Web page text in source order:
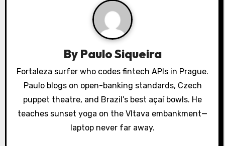
o
n
By Paulo Siqueira
Fortaleza surfer who codes fintech APIs in Prague.
Paulo blogs on open-banking standards, Czech
puppet theatre, and Brazil’s best açaí bowls. He
teaches sunset yoga on the Vltava embankment—
laptop never far away.